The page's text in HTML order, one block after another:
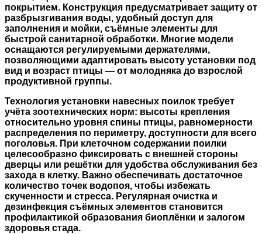
покрытием. Конструкция предусматривает защиту от
разбрызгивания воды, удобный доступ для
заполнения и мойки, съёмные элементы для
быстрой санитарной обработки. Многие модели
оснащаются регулируемыми держателями,
позволяющими адаптировать высоту установки под
вид и возраст птицы — от молодняка до взрослой
продуктивной группы.
Технология установки навесных поилок требует
учёта зоотехнических норм: высоты крепления
относительно уровня спины птицы, равномерности
распределения по периметру, доступности для всего
поголовья. При клеточном содержании поилки
целесообразно фиксировать с внешней стороны
дверцы или решётки для удобства обслуживания без
захода в клетку. Важно обеспечивать достаточное
количество точек водопоя, чтобы избежать
скученности и стресса. Регулярная очистка и
дезинфекция съёмных элементов становится
профилактикой образования биоплёнки и залогом
здоровья стада.